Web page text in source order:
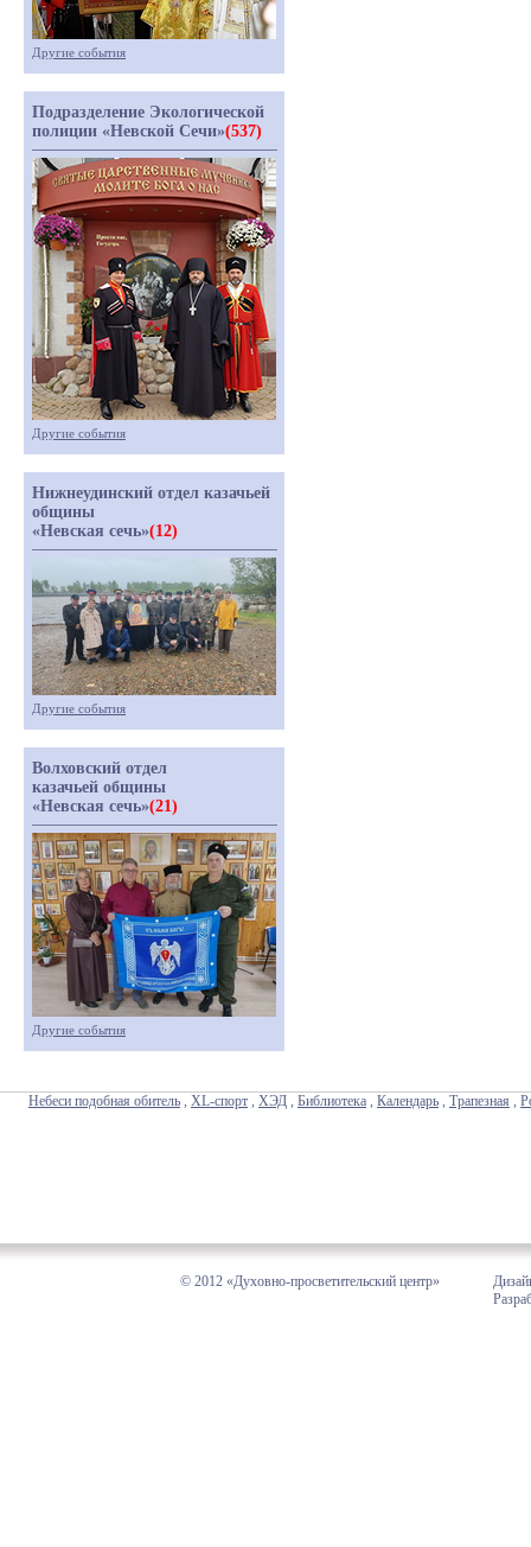
Другие события
Подразделение Экологической
полиции «Невской Сечи»(537)
Другие события
Нижнеудинский отдел казачьей
общины
«Невская сечь»(12)
Другие события
Волховский отдел
казачьей общины
«Невская сечь»(21)
Другие события
Небеси подобная обитель , XL-спорт , ХЭД , Библиотека , Календарь , Трапезная ,
© 2012 «Духовно-просветительский центр»